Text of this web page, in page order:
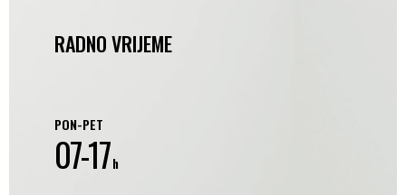
RADNO VRIJEME
PON-PET
07-17h